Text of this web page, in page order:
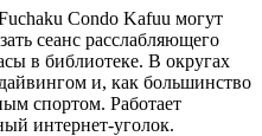
Condo Kafuu могут
сеанс расслабляющего
в библиотеке. В округах
и, как большинство
спортом. Работает
интернет-уголок.